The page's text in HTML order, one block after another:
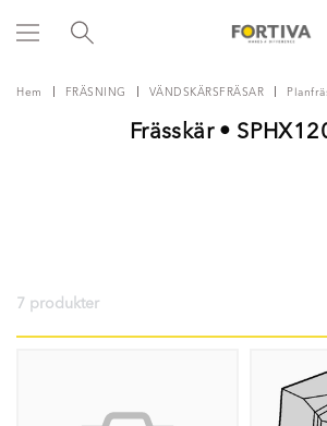
Hem FRÄSNING VÄNDSKÄRSFRÄSAR
Frässkär •
7 produkter